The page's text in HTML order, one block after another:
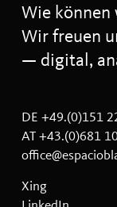
Wie können
Wir freuen
— digital,
DE +49.(0)151
AT +43.(0)681
Xing